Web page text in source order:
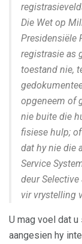
Die Wet op
Presidensiële
registrasie as
toestand nie,
opgeneem of
nie buite die
fisiese hulp;
dat hy nie die
Service
deur
vir vrystelling
U mag voel dat
aangesien hy